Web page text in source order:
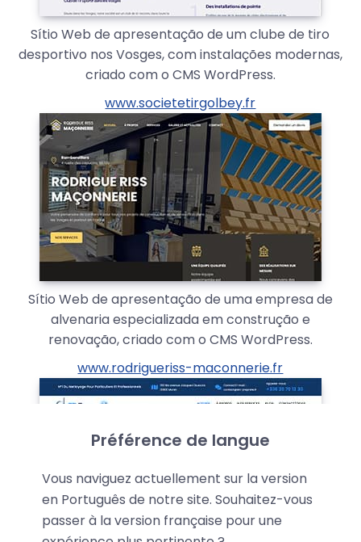
Sítio Web de apresentação de um clube de tiro
desportivo nos Vosges, com instalações modernas,
criado com o CMS WordPress.
www.societetirgolbey.fr
Sítio Web de apresentação de uma empresa de
alvenaria especializada em construção e
renovação, criado com o CMS WordPress.
www.rodrigueriss-maconnerie.fr
Préférence de langue
Vous naviguez actuellement sur la version
en Português de notre site. Souhaitez-vous
passer à la version française pour une